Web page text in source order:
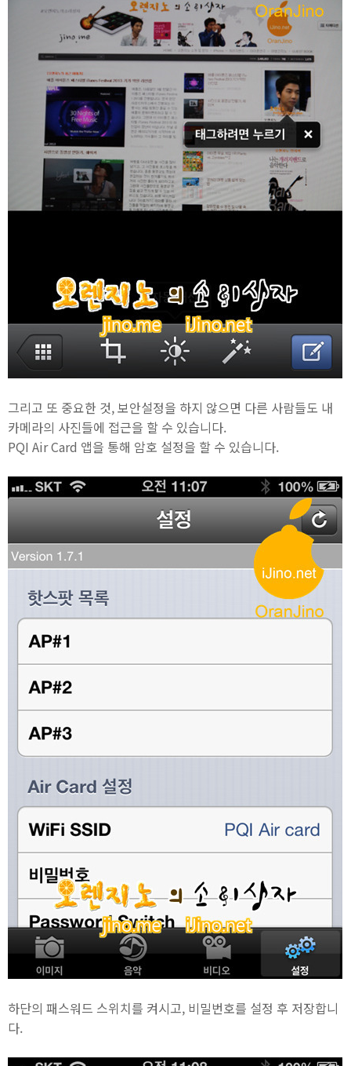
그리고 또 중요한 것, 보안설정을 하지 않으면 다른 사람들도 내
카메라의 사진들에 접근을 할 수 있습니다.
PQI Air Card 앱을 통해 암호 설정을 할 수 있습니다.
하단의 패스워드 스위치를 켜시고, 비밀번호를 설정 후 저장합니
다.